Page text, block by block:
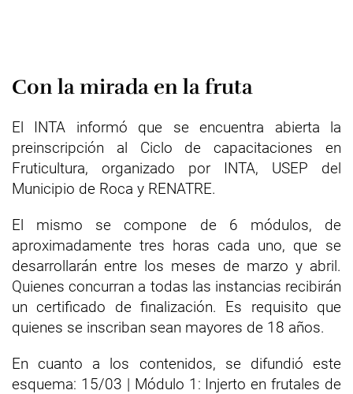
Con la mirada en la fruta
El INTA informó que se encuentra abierta la
preinscripción al Ciclo de capacitaciones en
Fruticultura, organizado por INTA, USEP del
Municipio de Roca y RENATRE.
El mismo se compone de 6 módulos, de
aproximadamente tres horas cada uno, que se
desarrollarán entre los meses de marzo y abril.
Quienes concurran a todas las instancias recibirán
un certificado de finalización. Es requisito que
quienes se inscriban sean mayores de 18 años.
En cuanto a los contenidos, se difundió este
esquema: 15/03 | Módulo 1: Injerto en frutales de